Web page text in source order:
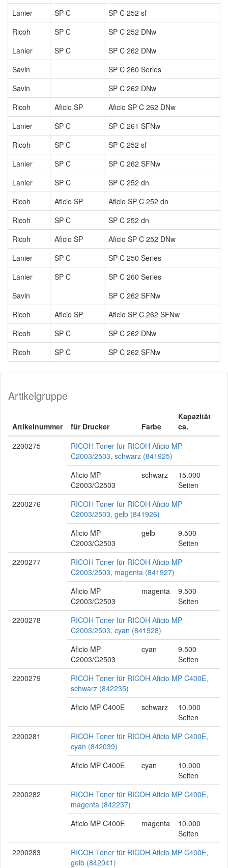
Lanier SP C
SP C 252 sf
Ricoh
SP C
SP C 252 DNw
Lanier
SP C
SP C 262 DNw
Savin
SP C 260 Series
Savin
SP C 262 DNw
Ricoh
Aficio SP
Aficio SP C 262 DNw
Lanier
SP C
SP C 261 SFNw
Ricoh
SP C
SP C 252 sf
Lanier
SP C
SP C 262 SFNw
Lanier
SP C
SP C 252 dn
Ricoh
Aficio SP
Aficio SP C 252 dn
Ricoh
SP C
SP C 252 dn
Ricoh
Aficio SP
Aficio SP C 252 DNw
Lanier
SP C
SP C 250 Series
Lanier
SP C
SP C 260 Series
Savin
SP C 262 SFNw
Ricoh
Aficio SP
Aficio SP C 262 SFNw
Ricoh
SP C
SP C 262 DNw
Ricoh
SP C SP C 262 SFNw
Artikelgruppe
Artikelnummer für Drucker Farbe
Kapazität
ca.
2200275
RICOH Toner für RICOH Aficio MP
C2003/2503, schwarz (841925)
Aficio MP
C2003/C2503
schwarz
15.000
Seiten
2200276
RICOH Toner für RICOH Aficio MP
C2003/2503, gelb (841926)
Aficio MP
C2003/C2503
gelb
9.500
Seiten
2200277
RICOH Toner für RICOH Aficio MP
C2003/2503, magenta (841927)
Aficio MP
C2003/C2503
magenta
9.500
Seiten
2200278
RICOH Toner für RICOH Aficio MP
C2003/2503, cyan (841928)
Aficio MP
C2003/C2503
cyan
9.500
Seiten
2200279
RICOH Toner für RICOH Aficio MP C400E,
schwarz (842235)
Aficio MP C400E
schwarz
10.000
Seiten
2200281
RICOH Toner für RICOH Aficio MP C400E,
cyan (842039)
Aficio MP C400E
cyan
10.000
Seiten
2200282
RICOH Toner für RICOH Aficio MP C400E,
magenta (842237)
Aficio MP C400E
magenta
10.000
Seiten
2200283
RICOH Toner für RICOH Aficio MP C400E,
gelb (842041)